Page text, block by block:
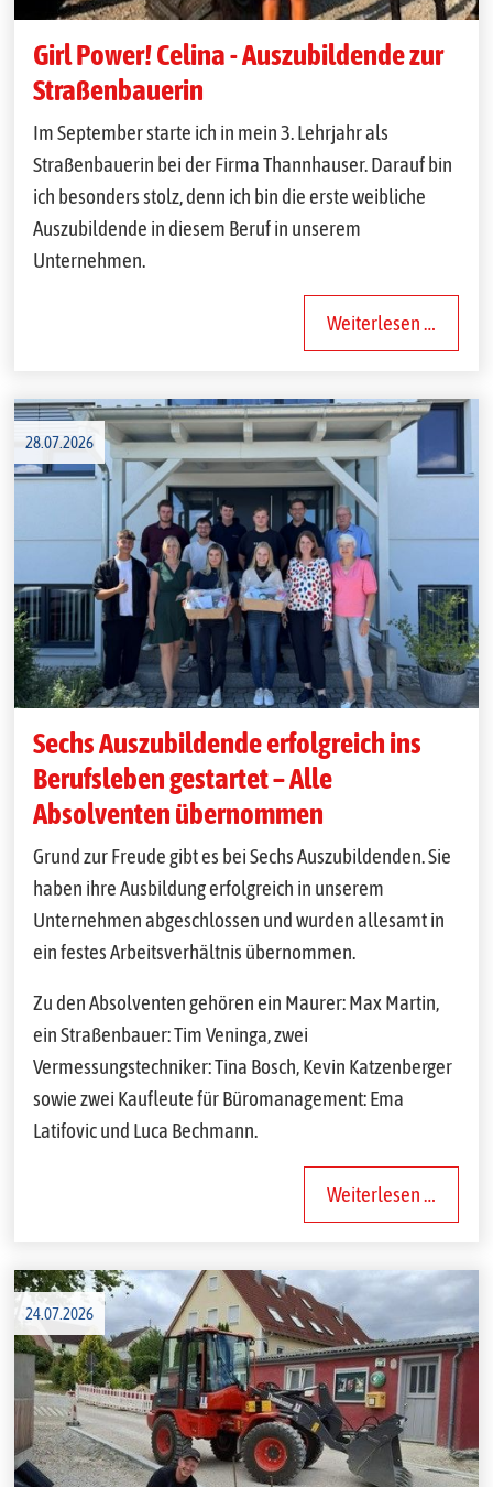
Girl Power! Celina - Auszubildende zur
Straßenbauerin
Im September starte ich in mein3.Lehrjahrals
Straßenbauerin beiderFirmaThannhauser.Daraufbin
ich besondersstolz,denn ich bindieersteweibliche
Auszubildende indiesem Berufin unserem
Unternehmen.
Weiterlesen …
28.07.2026
Sechs Auszubildende erfolgreich ins
Berufsleben gestartet – Alle
Absolventen übernommen
Grund zur Freude gibt es bei Sechs Auszubildenden. Sie
haben ihre Ausbildung erfolgreich in unserem
Unternehmen abgeschlossen und wurden allesamt in
ein festes Arbeitsverhältnis übernommen.
Zu den Absolventen gehören ein Maurer: Max Martin,
ein Straßenbauer: Tim Veninga, zwei
Vermessungstechniker: Tina Bosch, Kevin Katzenberger
sowie zwei Kaufleute für Büromanagement: Ema
Latifovic und Luca Bechmann.
Weiterlesen …
24.07.2026